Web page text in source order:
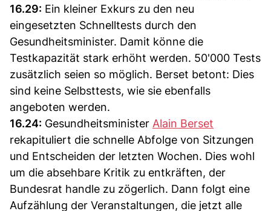
16.29: Ein kleiner Exkurs zu den neu
eingesetzten Schnelltests durch den
Gesundheitsminister. Damit könne die
Testkapazität stark erhöht werden. 50'000 Tests
zusätzlich seien so möglich. Berset betont: Dies
sind keine Selbsttests, wie sie ebenfalls
angeboten werden.
16.24: Gesundheitsminister Alain Berset
rekapituliert die schnelle Abfolge von Sitzungen
und Entscheiden der letzten Wochen. Dies wohl
um die absehbare Kritik zu entkräften, der
Bundesrat handle zu zögerlich. Dann folgt eine
Aufzählung der Veranstaltungen, die jetzt alle